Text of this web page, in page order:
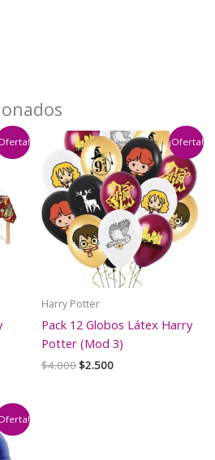
¡Oferta!
Harry Potter
Pack 12 Globos Látex Harry
Potter (Mod 3)
$4.000El
$2.500El